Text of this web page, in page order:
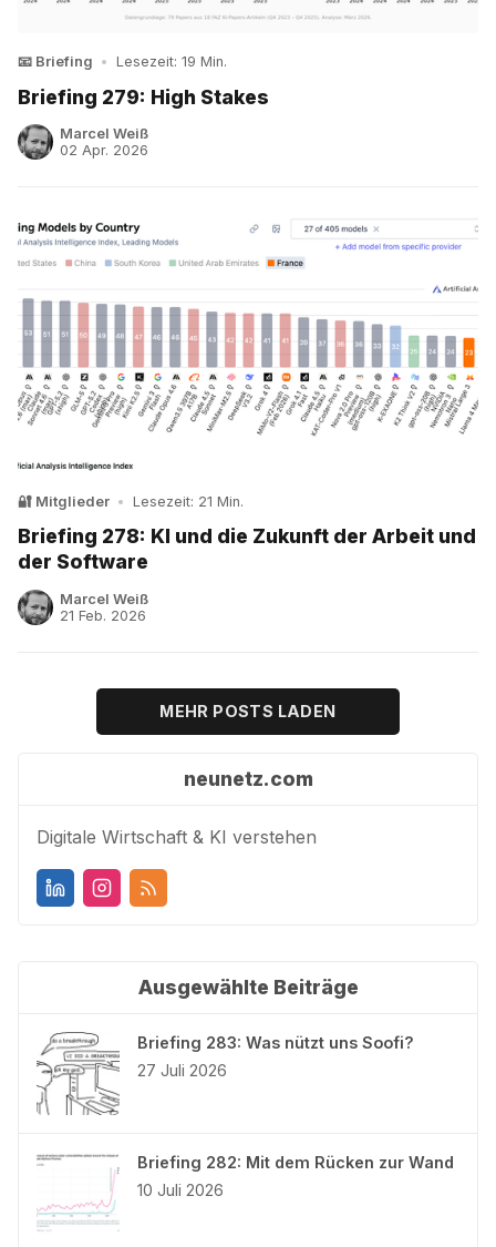
📧 Briefing • Lesezeit: 19 Min.
Briefing 279: High Stakes
Marcel Weiß
02 Apr. 2026
🔐 Mitglieder • Lesezeit: 21 Min.
Briefing 278: KI und die Zukunft der Arbeit und
der Software
Marcel Weiß
21 Feb. 2026
MEHR POSTS LADEN
neunetz.com
Digitale Wirtschaft & KI verstehen
Ausgewählte Beiträge
Briefing 283: Was nützt uns Soofi?
27 Juli 2026
Briefing 282: Mit dem Rücken zur Wand
10 Juli 2026